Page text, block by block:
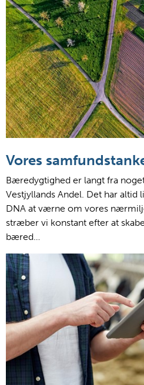
Vores
Bæredygtighed er langt fra
Vestjyllands Andel. Det har altid
DNA at værne om vores
stræber vi konstant efter at
bæred…